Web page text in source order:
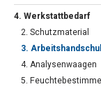
4. Werkstattbedarf
2. Schutzmaterial
3.
4. Analysenwaagen
5.